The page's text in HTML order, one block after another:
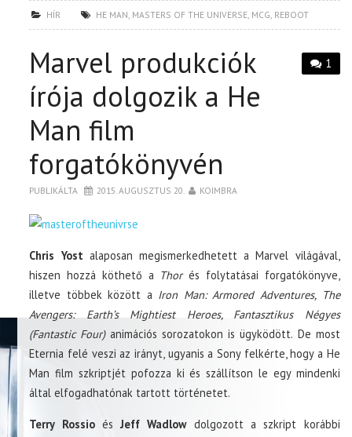
HÍR HE MAN, MASTERS OF THE UNIVERSE, MCG, REBOOT
1
Marvel produkciók
írója dolgozik a He
Man film
forgatókönyvén
PUBLIKÁLTA 2015. AUGUSZTUS 20. KOIMBRA
Chris Yostalaposan megismerkedhetett a Marvel világával,
hiszen hozzá köthető a Thorés folytatásai forgatókönyve,
illetve többek között a Iron Man: Armored Adventures, The
Avengers: Earth’s Mightiest Heroes, Fantasztikus Négyes
(Fantastic Four)animációs sorozatokon is ügyködött. De most
Eternia felé veszi az irányt, ugyanis a Sony felkérte, hogy a He
Man film szkriptjét pofozza ki és szállítson le egy mindenki
által elfogadhatónak tartott történetet.
Terry RossioésJeff Wadlowdolgozott a szkript korábbi